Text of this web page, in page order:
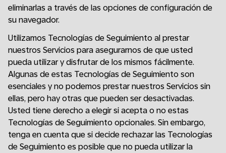
eliminarlas a través de las opciones de configuración de
su navegador.
Utilizamos Tecnologías de Seguimiento al prestar
nuestros Servicios para asegurarnos de que usted
pueda utilizar y disfrutar de los mismos fácilmente.
Algunas de estas Tecnologías de Seguimiento son
esenciales y no podemos prestar nuestros Servicios sin
ellas, pero hay otras que pueden ser desactivadas.
Usted tiene derecho a elegir si acepta o no estas
Tecnologías de Seguimiento opcionales. Sin embargo,
tenga en cuenta que si decide rechazar las Tecnologías
de Seguimiento es posible que no pueda utilizar la